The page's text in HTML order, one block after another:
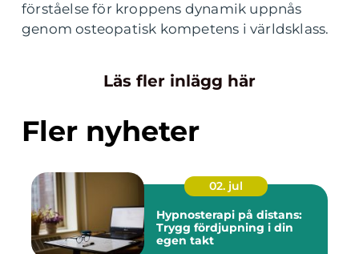
förståelse för kroppens dynamik uppnås
genom osteopatisk kompetens i världsklass.
Läs fler inlägg här
Fler nyheter
02. jul
Hypnosterapi på distans:
Trygg fördjupning i din
egen takt